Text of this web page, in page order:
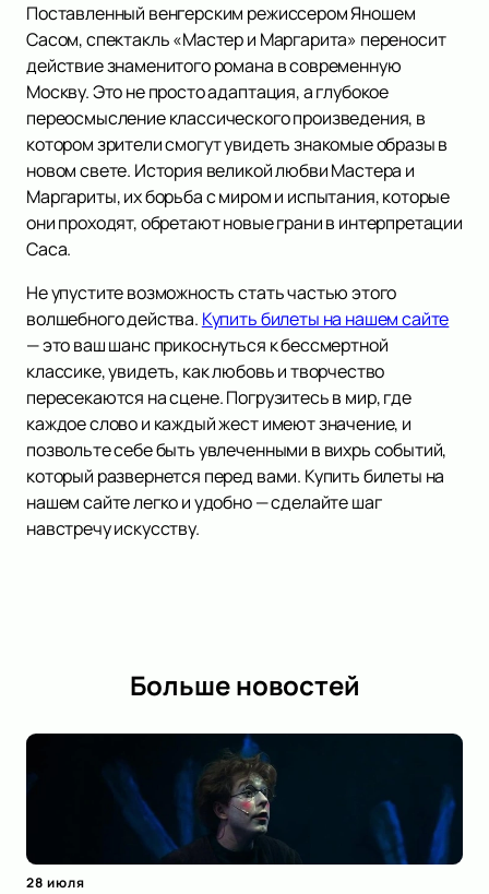
Поставленный венгерским режиссером Яношем
Сасом, спектакль «Мастер и Маргарита» переносит
действие знаменитого романа в современную
Москву. Это не просто адаптация, а глубокое
переосмысление классического произведения, в
котором зрители смогут увидеть знакомые образы в
новом свете. История великой любви Мастера и
Маргариты, их борьба с миром и испытания, которые
они проходят, обретают новые грани в интерпретации
Саса.
Не упустите возможность стать частью этого
волшебного действа. Купить билеты на нашем сайте
— это ваш шанс прикоснуться к бессмертной
классике, увидеть, как любовь и творчество
пересекаются на сцене. Погрузитесь в мир, где
каждое слово и каждый жест имеют значение, и
позвольте себе быть увлеченными в вихрь событий,
который развернется перед вами. Купить билеты на
нашем сайте легко и удобно — сделайте шаг
навстречу искусству.
Больше новостей
28 июля